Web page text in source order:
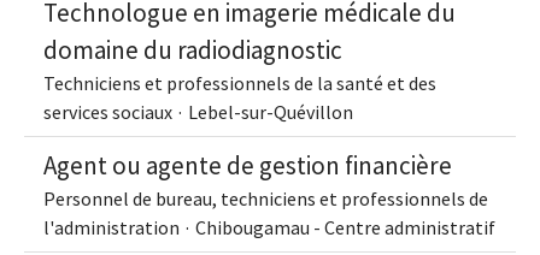
Technologue en imagerie médicale du
domaine du radiodiagnostic
Techniciens et professionnels de la santé et des
services sociaux · Lebel-sur-Quévillon
Agent ou agente de gestion financière
Personnel de bureau, techniciens et professionnels de
l'administration · Chibougamau - Centre administratif